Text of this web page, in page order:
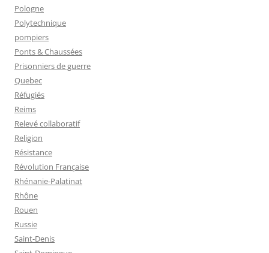
Pologne
Polytechnique
pompiers
Ponts & Chaussées
Prisonniers de guerre
Quebec
Réfugiés
Reims
Relevé collaboratif
Religion
Résistance
Révolution Française
Rhénanie-Palatinat
Rhône
Rouen
Russie
Saint-Denis